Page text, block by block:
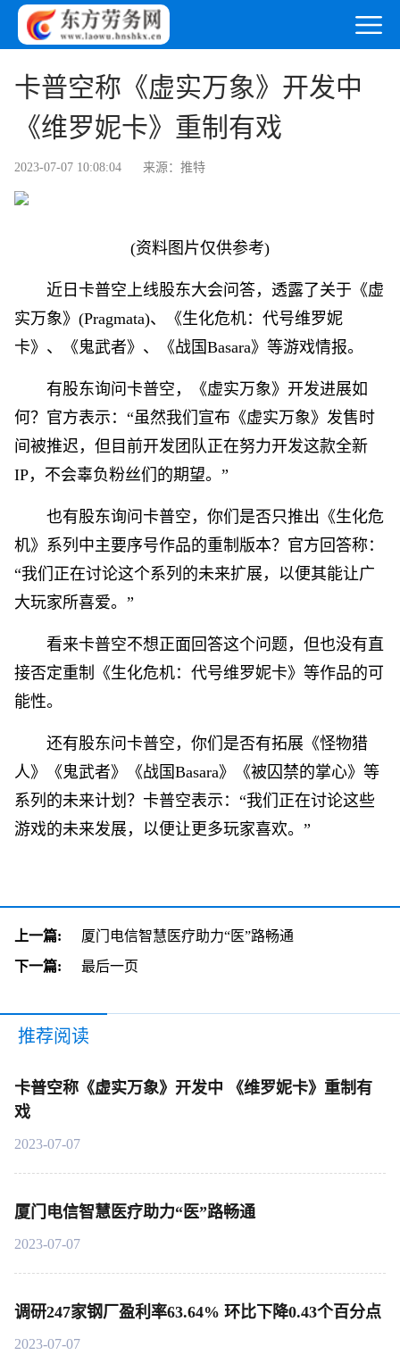
卡普空称《虚实万象》开发中
《维罗妮卡》重制有戏
2023-07-07 10:08:04 来源：推特
(资料图片仅供参考)
近日卡普空上线股东大会问答，透露了关于《虚
实万象》(Pragmata)、《生化危机：代号维罗妮
卡》、《鬼武者》、《战国Basara》等游戏情报。
有股东询问卡普空，《虚实万象》开发进展如
何？官方表示：“虽然我们宣布《虚实万象》发售时
间被推迟，但目前开发团队正在努力开发这款全新
IP，不会辜负粉丝们的期望。”
也有股东询问卡普空，你们是否只推出《生化危
机》系列中主要序号作品的重制版本？官方回答称：
“我们正在讨论这个系列的未来扩展，以便其能让广
大玩家所喜爱。”
看来卡普空不想正面回答这个问题，但也没有直
接否定重制《生化危机：代号维罗妮卡》等作品的可
能性。
还有股东问卡普空，你们是否有拓展《怪物猎
人》《鬼武者》《战国Basara》《被囚禁的掌心》等
系列的未来计划？卡普空表示：“我们正在讨论这些
游戏的未来发展，以便让更多玩家喜欢。”
上一篇:
厦门电信智慧医疗助力“医”路畅通
下一篇:
最后一页
推荐阅读
卡普空称《虚实万象》开发中 《维罗妮卡》重制有
戏
2023-07-07
厦门电信智慧医疗助力“医”路畅通
2023-07-07
调研247家钢厂盈利率63.64% 环比下降0.43个百分点
2023-07-07